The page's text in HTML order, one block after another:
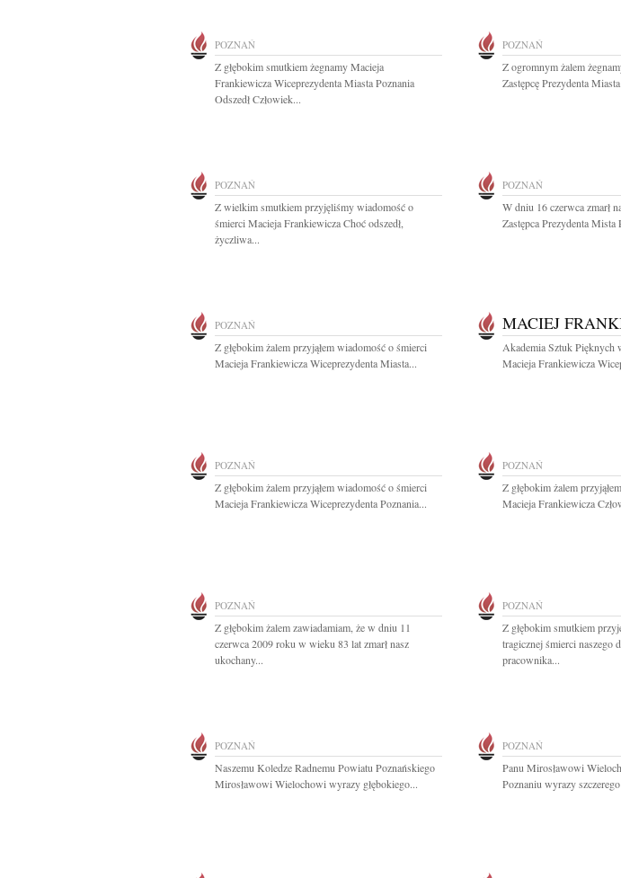
POZNAŃ
Z głębokim smutkiem żegnamy Macieja
Frankiewicza Wiceprezydenta Miasta Poznania
Odszedł Człowiek...
POZNAŃ
Z ogromnym żalem
Zastępcę Prezydenta
POZNAŃ
Z wielkim smutkiem przyjęliśmy wiadomość o
śmierci Macieja Frankiewicza Choć odszedł,
życzliwa...
POZNAŃ
W dniu 16 czerwca zmarł
Zastępca Prezydenta Mista
POZNAŃ
Z głębokim żalem przyjąłem wiadomość o śmierci
Macieja Frankiewicza Wiceprezydenta Miasta...
MACIEJ
Akademia Sztuk Pięknych
Macieja Frankiewicza
POZNAŃ
Z głębokim żalem przyjąłem wiadomość o śmierci
Macieja Frankiewicza Wiceprezydenta Poznania...
POZNAŃ
Z głębokim żalem
Macieja Frankiewicza
POZNAŃ
Z głębokim żalem zawiadamiam, że w dniu 11
czerwca 2009 roku w wieku 83 lat zmarł nasz
ukochany...
POZNAŃ
Z głębokim smutkiem
tragicznej śmierci naszego
pracownika...
POZNAŃ
Naszemu Koledze Radnemu Powiatu Poznańskiego
Mirosławowi Wielochowi wyrazy głębokiego...
POZNAŃ
Panu Mirosławowi
Poznaniu wyrazy